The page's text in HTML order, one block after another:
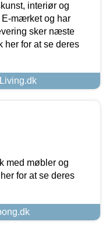
interiør og
E-mærket og har
sker næste
her for at se deres
med møbler og
for at se deres